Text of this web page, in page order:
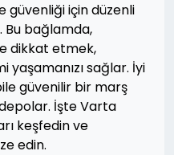
güvenliği için düzenli
Bu bağlamda,
dikkat etmek,
yaşamanızı sağlar. İyi
güvenilir bir marş
İşte Varta
keşfedin ve
edin.